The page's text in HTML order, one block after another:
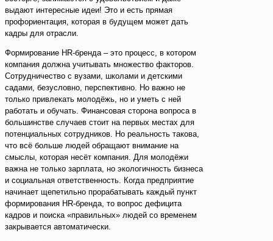
выдают интересные идеи! Это и есть прямая
профориентация, которая в будущем может дать
кадры для отрасли.
Формирование HR-бренда – это процесс, в котором
компания должна учитывать множество факторов.
Сотрудничество с вузами, школами и детскими
садами, безусловно, перспективно. Но важно не
только привлекать молодёжь, но и уметь с ней
работать и обучать. Финансовая сторона вопроса в
большинстве случаев стоит на первых местах для
потенциальных сотрудников. Но реальность такова,
что всё больше людей обращают внимание на
смыслы, которая несёт компания. Для молодёжи
важна не только зарплата, но экологичность бизнеса
и социальная ответственность. Когда предприятие
начинает щепетильно прорабатывать каждый пункт
формирования HR-бренда, то вопрос дефицита
кадров и поиска «правильных» людей со временем
закрывается автоматически.